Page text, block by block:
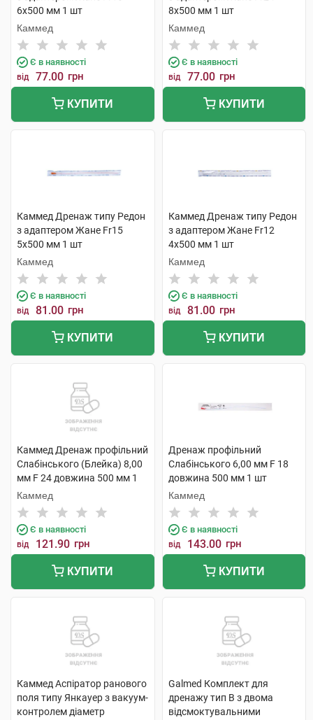
6х500 мм 1 шт
Каммед
Є в наявності
від 77.00 грн
КУПИТИ
8х500 мм 1 шт
Каммед
Є в наявності
від 77.00 грн
КУПИТИ
Каммед Дренаж типу Редон
з адаптером Жане Fr15
5х500 мм 1 шт
Каммед
Є в наявності
від 81.00 грн
КУПИТИ
Каммед Дренаж типу Редон
з адаптером Жане Fr12
4х500 мм 1 шт
Каммед
Є в наявності
від 81.00 грн
КУПИТИ
Каммед Дренаж профільний
Слабінського (Блейка) 8,00
мм F 24 довжина 500 мм 1
шт
Каммед
Є в наявності
від 121.90 грн
КУПИТИ
Дренаж профільний
Слабінського 6,00 мм F 18
довжина 500 мм 1 шт
Каммед
Є в наявності
від 143.00 грн
КУПИТИ
Каммед Аспіратор ранового
поля типу Янкауер з вакуум-
контролем діаметр
Galmed Комплект для
дренажу тип В з двома
відсмоктувальними